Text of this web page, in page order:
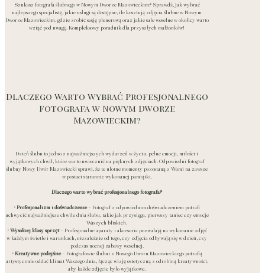
Szukasz fotografa ślubnego w Nowym Dworze Mazowieckim? Sprawdź, jak wybrać
najlepszego specjalistę, jakie usługi są dostępne, ile kosztują zdjęcia ślubne w Nowym
Dworze Mazowieckim, gdzie zrobić sesję plenerową oraz jakie sale weselne w okolicy warto
wziąć pod uwagę. Kompleksowy poradnik dla przyszłych małżonków!
Dlaczego Warto Wybrać Profesjonalnego
Fotografa w Nowym Dworze
Mazowieckim?
Dzień ślubu to jedno z najważniejszych wydarzeń w życiu, pełne emocji, miłości i
wyjątkowych chwil, które warto uwiecznić na pięknych zdjęciach. Odpowiedni fotograf
ślubny Nowy Dwór Mazowiecki sprawi, że te ulotne momenty pozostaną z Wami na zawsze
w postaci starannie wykonanej pamiątki.
Dlaczego warto wybrać profesjonalnego fotografa?
• Profesjonalizm i doświadczenie– Fotograf z odpowiednim doświadczeniem potrafi
uchwycić najważniejsze chwile dnia ślubu, takie jak przysięga, pierwszy taniec czy emocje
Waszych bliskich.
• Wysokiej klasy sprzęt– Profesjonalne aparaty i akcesoria pozwalają na wykonanie zdjęć
w każdym świetle i warunkach, niezależnie od tego, czy zdjęcia odbywają się w dzień, czy
podczas nocnej zabawy weselnej.
• Kreatywne podejście– Fotografowie ślubni z Nowego Dworu Mazowieckiego potrafią
artystycznie oddać klimat Waszego dnia, łącząc wizję estetyczną z odrobiną kreatywności,
aby każde zdjęcie było wyjątkowe.